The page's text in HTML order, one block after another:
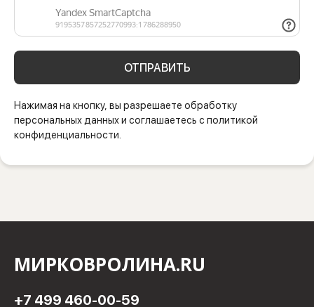
ОТПРАВИТЬ
Нажимая на кнопку, вы разрешаете обработку
персональных данных и соглашаетесь с политикой
конфиденциальности.
МИРКОВРОЛИНА.RU
+7 499 460-00-59